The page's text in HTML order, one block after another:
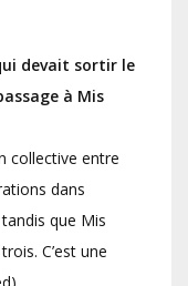
devait sortir le
à Mis
collective entre
dans
que Mis
C’est une